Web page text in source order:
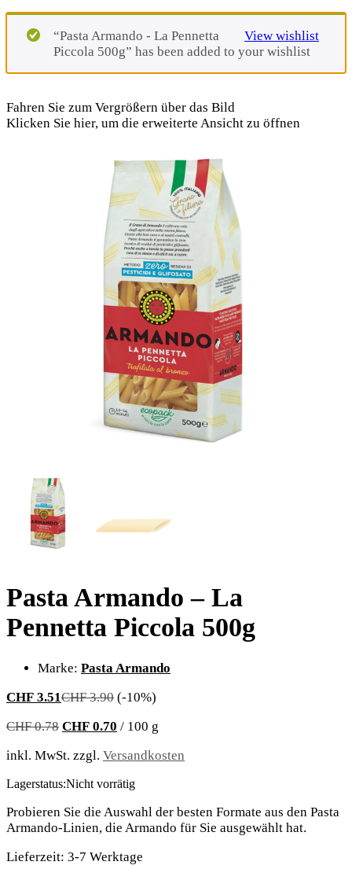
View wishlist
“Pasta Armando - La Pennetta
Piccola 500g” has been added to your wishlist
Fahren Sie zum Vergrößern über das Bild
Klicken Sie hier, um die erweiterte Ansicht zu öffnen
Pasta Armando – La
Pennetta Piccola 500g
Marke: Pasta Armando
CHF 3.51CHF3.90 (-10%)
CHF0.78 CHF 0.70 / 100 g
inkl. MwSt. zzgl. Versandkosten
Lagerstatus:Nicht vorrätig
Probieren Sie die Auswahl der besten Formate aus den Pasta
Armando-Linien, die Armando für Sie ausgewählt hat.
Lieferzeit: 3-7 Werktage